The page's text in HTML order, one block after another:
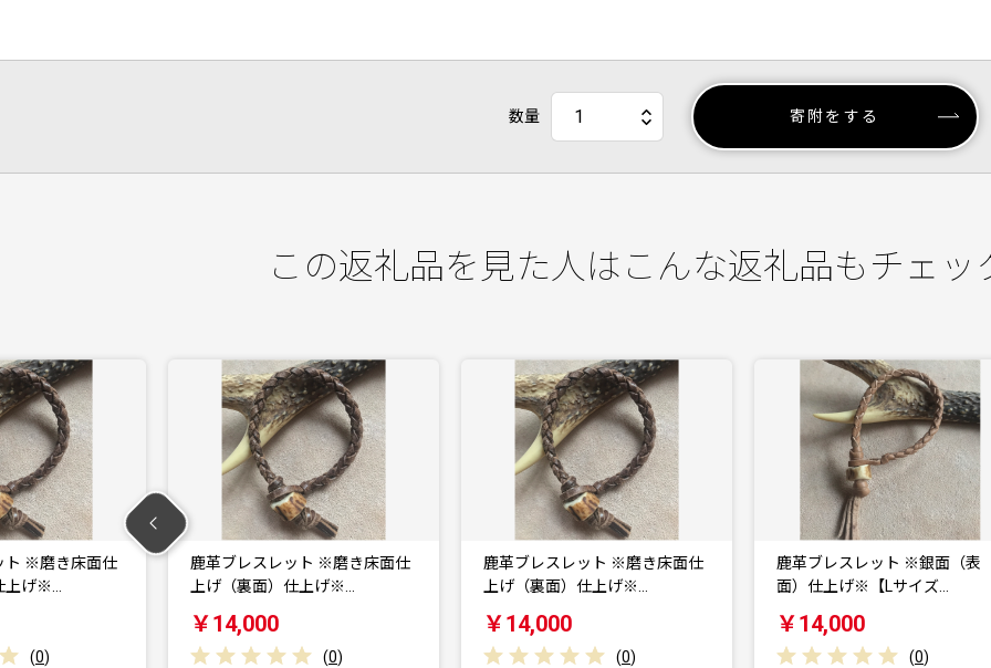
数量 寄附をする
この返礼品を見た人はこんな返礼品もチェッ
ト ※磨き床面仕
上げ※…
(0
鹿革ブレスレット ※磨き床面仕
上げ（裏面）仕上げ※…
￥14,000
(0
鹿革ブレスレット ※銀面（表
面）仕上げ※【Lサイズ…
￥14,000
(0
鹿革ブレスレット ※銀面（表
面）仕上げ※【Mサイズ…
￥14,000
(0